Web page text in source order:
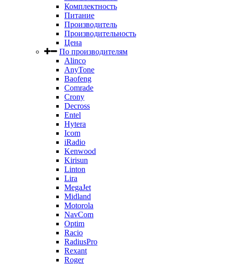
Комплектность
Питание
Производитель
Производительность
Цена
По производителям
Alinco
AnyTone
Baofeng
Comrade
Crony
Decross
Entel
Hytera
Icom
iRadio
Kenwood
Kirisun
Linton
Lira
MegaJet
Midland
Motorola
NavCom
Optim
Racio
RadiusPro
Rexant
Roger